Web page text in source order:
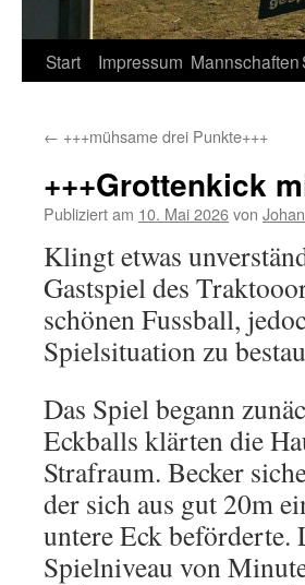
Springe
Inhalt
Start Impressum Mannschaften
← +++mühsame drei Punkte+++
+++Grottenkick
Publiziert am 10. Mai 2026von
Klingt etwas
Gastspiel des
schönen Fussball,
Spielsituation zu
Das Spiel begann
Eckballs klärten die
Strafraum. Becker
der sich aus gut 20m
untere Eck beförderte.
Spielniveau von